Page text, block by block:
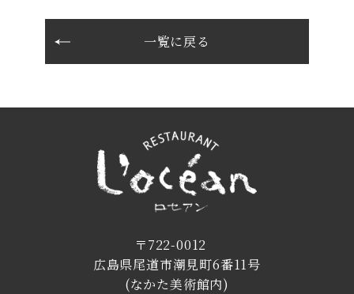
一覧に戻る
〒722-0012
広島県尾道市潮見町6番11号
(なかた美術館内)